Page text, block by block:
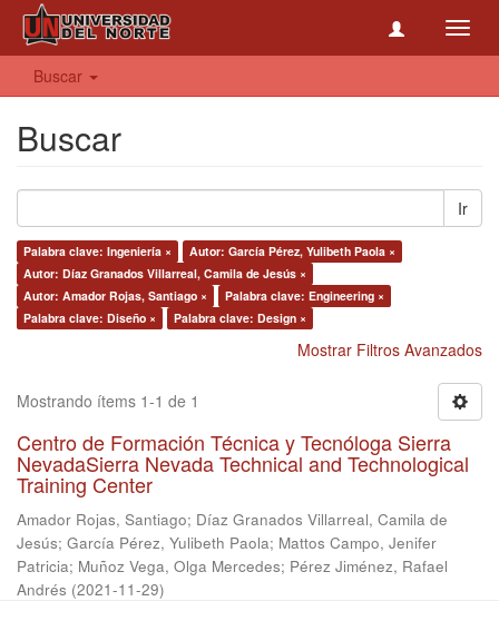
Buscar
Buscar
Ir
Palabra clave: Ingeniería ×
Autor: García Pérez, Yulibeth Paola ×
Autor: Díaz Granados Villarreal, Camila de Jesús ×
Autor: Amador Rojas, Santiago ×
Palabra clave: Engineering ×
Palabra clave: Diseño ×
Palabra clave: Design ×
Mostrar Filtros Avanzados
Mostrando ítems 1-1 de 1
Centro de Formación Técnica y Tecnóloga Sierra
NevadaSierra Nevada Technical and Technological
Training Center
Amador Rojas, Santiago; Díaz Granados Villarreal, Camila de
Jesús; García Pérez, Yulibeth Paola; Mattos Campo, Jenifer
Patricia; Muñoz Vega, Olga Mercedes; Pérez Jiménez, Rafael
Andrés (2021-11-29)